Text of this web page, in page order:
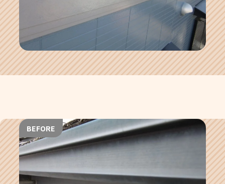
BEFORE